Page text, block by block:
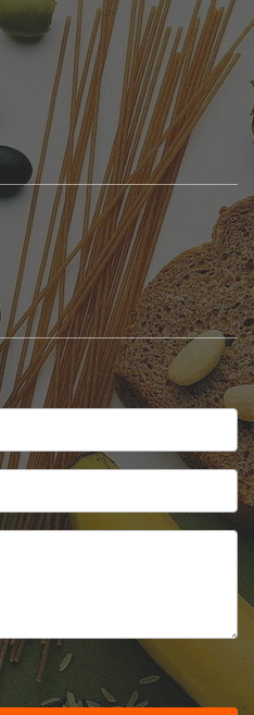
e sorvetes
e sorvetes